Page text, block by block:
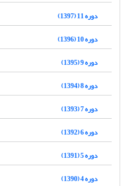
دوره 11 (1397)
دوره 10 (1396)
دوره 9 (1395)
دوره 8 (1394)
دوره 7 (1393)
دوره 6 (1392)
دوره 5 (1391)
دوره 4 (1390)